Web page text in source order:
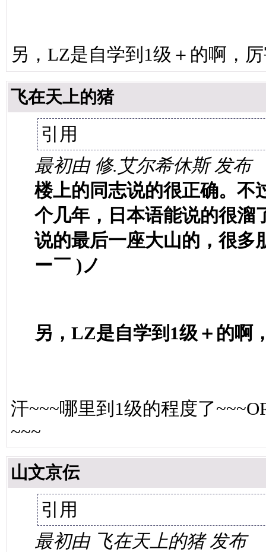
另，LZ是自学到1级＋的啊，
飞在天上的猪
引用
最初由 修.艾尔希休斯 发布
楼上的同志说的很正确。不
个几年，日本语能说的很溜
说的最后一座大山的，很多
ー￣ )ノ
另，LZ是自学到1级＋的啊
汗~~~哪里到1级的程度了
~~~
山文京伝
引用
最初由 飞在天上的猪 发布